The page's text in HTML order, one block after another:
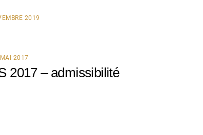
2019
2017
2017 – admissibilité